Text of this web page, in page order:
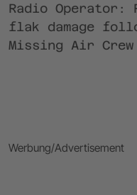
Radio Operator:
flak damage
Missing Air Crew
Werbung/Advertisement